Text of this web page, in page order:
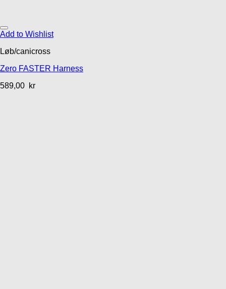
Add to Wishlist
Løb/canicross
Zero FASTER Harness
589,00 kr